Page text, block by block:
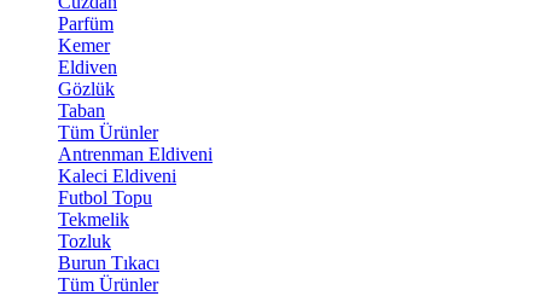
Parfüm
Kemer
Eldiven
Gözlük
Taban
Tüm Ürünler
Antrenman Eldiveni
Kaleci Eldiveni
Futbol Topu
Tekmelik
Tozluk
Burun Tıkacı
Tüm Ürünler